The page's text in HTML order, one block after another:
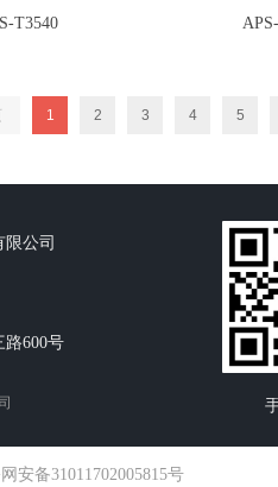
T3540
1 2 3 4 5
公司
600号
安备31011702005815号